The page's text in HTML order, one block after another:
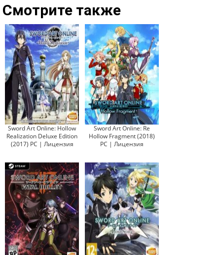
Смотрите также
Sword Art Online: Hollow
Realization Deluxe Edition
(2017) PC | Лицензия
Sword Art Online: Re
Hollow Fragment (2018)
PC | Лицензия